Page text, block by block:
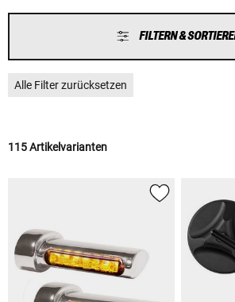
FILTERN &
Alle Filter zurücksetzen
115 Artikelvarianten